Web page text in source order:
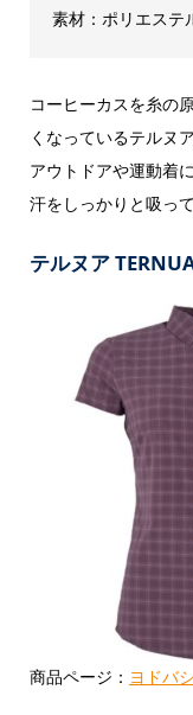
素材：ポリエステ
コーヒーカスを糸の
くなっているテルヌ
アウトドアや運動着
汗をしっかりと吸っ
テルヌア
商品ページ： ヨドバ